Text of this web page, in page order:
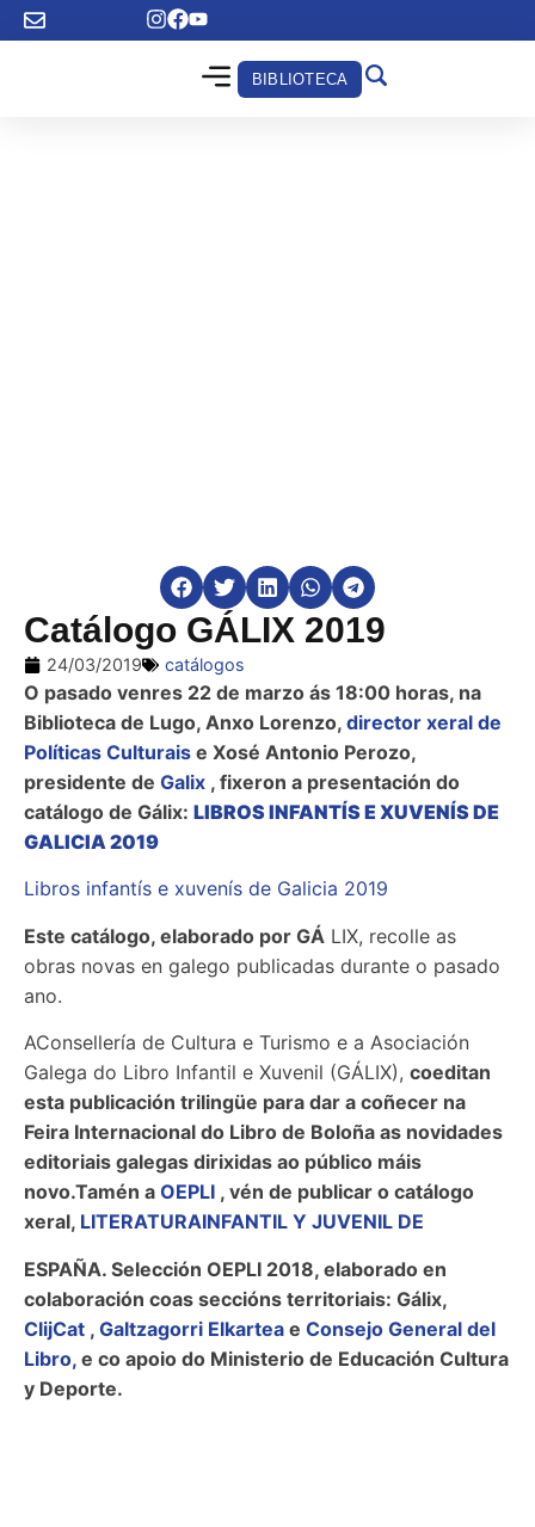
BIBLIOTECA
Catálogo GÁLIX 2019
24/03/2019 catálogos
O pasado venres 22 de marzo ás 18:00 horas, na
Biblioteca de Lugo, Anxo Lorenzo, director xeral de
Políticas Culturais e Xosé Antonio Perozo,
presidente de Galix , fixeron a presentación do
catálogo de Gálix: LIBROS INFANTÍS E XUVENÍS DE
GALICIA 2019
Libros infantís e xuvenís de Galicia 2019
Este catálogo, elaborado por GÁ LIX, recolle as
obras novas en galego publicadas durante o pasado
ano.
AConsellería de Cultura e Turismo e a Asociación
Galega do Libro Infantil e Xuvenil (GÁLIX), coeditan
esta publicación trilingüe para dar a coñecer na
Feira Internacional do Libro de Boloña as novidades
editoriais galegas dirixidas ao público máis
novo.Tamén a OEPLI , vén de publicar o catálogo
xeral, LITERATURAINFANTIL Y JUVENIL DE
ESPAÑA. Selección OEPLI 2018, elaborado en
colaboración coas seccións territoriais: Gálix,
ClijCat , Galtzagorri Elkartea e Consejo General del
Libro, e co apoio do Ministerio de Educación Cultura
y Deporte.